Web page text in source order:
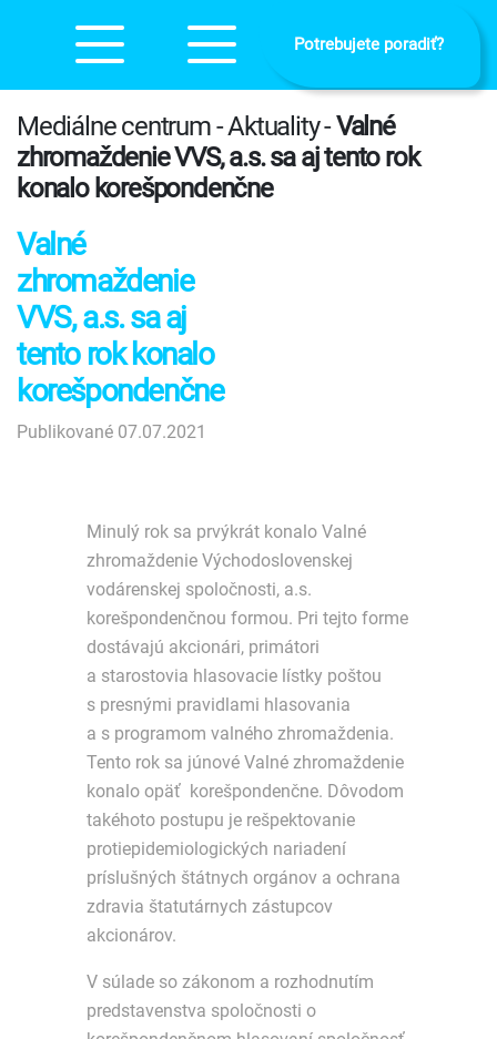
Potrebujete poradiť?
Mediálne centrum - Aktuality -Valné
zhromaždenie VVS, a.s. sa aj tento rok
konalo korešpondenčne
Valné
zhromaždenie
VVS, a.s. sa aj
tento rok konalo
korešpondenčne
Publikované 07.07.2021
Minulý rok sa prvýkrát konalo Valné
zhromaždenie Východoslovenskej
vodárenskej spoločnosti, a.s.
korešpondenčnou formou. Pri tejto forme
dostávajú akcionári, primátori
a starostovia hlasovacie lístky poštou
s presnými pravidlami hlasovania
a s programom valného zhromaždenia.
Tento rok sa júnové Valné zhromaždenie
konalo opäť korešpondenčne. Dôvodom
takéhoto postupu je rešpektovanie
protiepidemiologických nariadení
príslušných štátnych orgánov a ochrana
zdravia štatutárnych zástupcov
akcionárov.
V súlade so zákonom a rozhodnutím
predstavenstva spoločnosti o